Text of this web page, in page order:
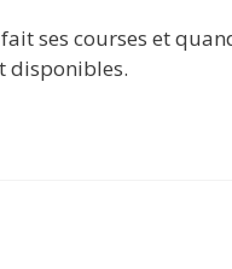
ses courses et
disponibles.